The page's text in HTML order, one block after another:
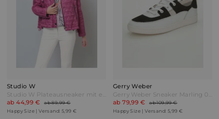
Studio W
Studio W Plateausneaker mit extravaganter Sohle Pink
ab 44,99 €
ab 89,99 €
Happy Size | Versand: 5,99 €
Gerry Weber
Gerry Weber Sneaker Marling 03 Schwarz/Weiß
ab 79,99 €
ab 109,99 €
Happy Size | Versand: 5,99 €